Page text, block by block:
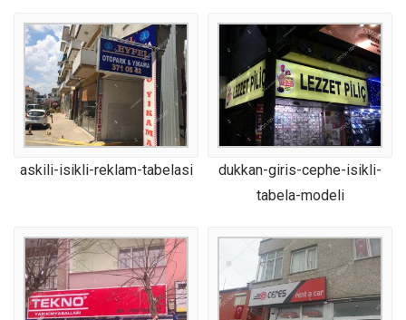
askili-isikli-reklam-tabelasi
dukkan-giris-cephe-isikli-
tabela-modeli